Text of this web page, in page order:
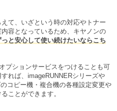
て、いざという時の対応やトナー
容となっているため、キヤノンの
っと安心して使い続けたいならこち
プションサービスをつけることも可
れば、imageRUNNERシリーズや
コピー機・複合機の各種設定変更や
ことができます。